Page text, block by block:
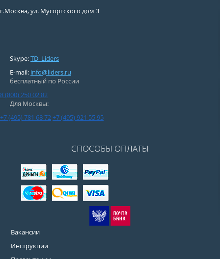
г.Москва, ул. Мусоргского дом 3
Skype:TD_Liders
E-mail: info@liders.ru
бесплатный по России
8 (800) 250 02 82
Для Москвы:
+7 (495) 781 68 72+7 (495) 921 55 95
СПОСОБЫ ОПЛАТЫ
Вакансии
Инструкции